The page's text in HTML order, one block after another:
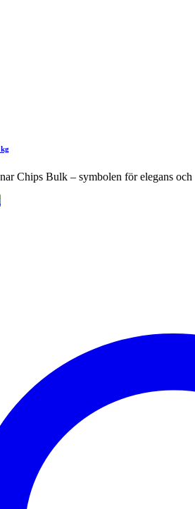
Chips Bulk – symbolen för elegans